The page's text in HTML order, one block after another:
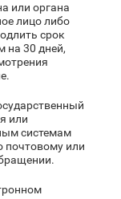
или органа
лицо либо
срок
на 30 дней,
или
системам
почтовому или